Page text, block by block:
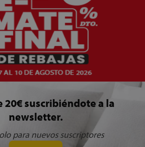
20€ suscribiéndote a la
newsletter.
para nuevos suscriptores